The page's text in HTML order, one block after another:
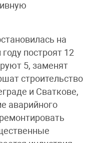
на
построят 12
5, заменят
строительство
и Сваткове,
аварийного